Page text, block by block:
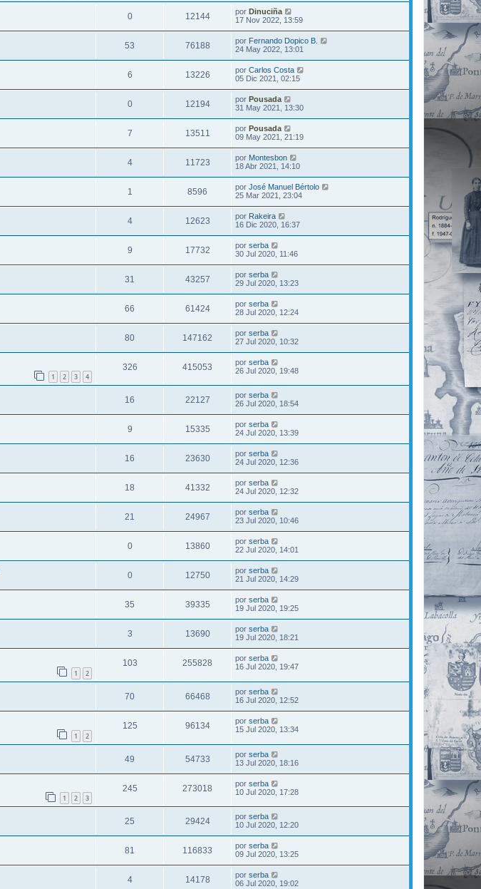
0 12144 por Dinuciña
17 Nov 2022, 13:59
53 76188 por Fernando Dopico B.
24 May 2022, 13:01
6 13226 por Carlos Costa
05 Dic 2021, 02:15
0 12194 por Pousada
31 May 2021, 13:30
7 13511 por Pousada
09 May 2021, 21:19
4 11723 por Montesbon
18 Abr 2021, 14:10
1 8596 por José Manuel Bértolo
25 Mar 2021, 23:04
4 12623 por Rakeira
16 Dic 2020, 16:37
9 17732 por serba
30 Jul 2020, 11:46
31 43257 por serba
29 Jul 2020, 13:23
66 61424 por serba
28 Jul 2020, 12:24
80 147162 por serba
27 Jul 2020, 10:32
1 2 3 4
326 415053 por serba
26 Jul 2020, 19:48
16 22127 por serba
26 Jul 2020, 18:54
9 15335 por serba
24 Jul 2020, 13:39
16 23630 por serba
24 Jul 2020, 12:36
18 41332 por serba
24 Jul 2020, 12:32
21 24967 por serba
23 Jul 2020, 10:46
0 13860 por serba
22 Jul 2020, 14:01
0 12750 por serba
21 Jul 2020, 14:29
35 39335 por serba
19 Jul 2020, 19:25
3 13690 por serba
19 Jul 2020, 18:21
1 2
103 255828 por serba
16 Jul 2020, 19:47
70 66468 por serba
16 Jul 2020, 12:52
1 2
125 96134 por serba
15 Jul 2020, 13:34
49 54733 por serba
13 Jul 2020, 18:16
1 2 3
245 273018 por serba
10 Jul 2020, 17:28
25 29424 por serba
10 Jul 2020, 12:20
81 116833 por serba
09 Jul 2020, 13:25
4 14178 por serba
06 Jul 2020, 19:02